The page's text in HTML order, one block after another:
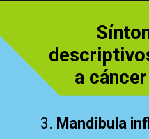
a
3. Mandíbula